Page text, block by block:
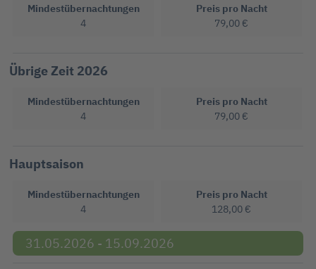
Mindestübernachtungen
4
Preis pro Nacht
79,00 €
Übrige Zeit 2026
Mindestübernachtungen
4
Preis pro Nacht
79,00 €
Hauptsaison
Mindestübernachtungen
4
Preis pro Nacht
128,00 €
31.05.2026 - 15.09.2026